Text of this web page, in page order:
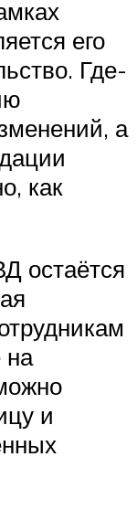
его
Где-
а
как
остаётся
на
и